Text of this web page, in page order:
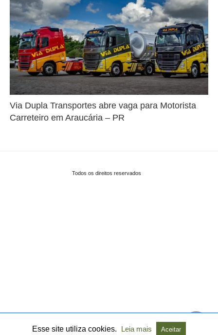
Via Dupla Transportes abre vaga para Motorista
Carreteiro em Araucária – PR
Todos os direitos reservados
Esse site utiliza cookies. Leia mais Aceitar